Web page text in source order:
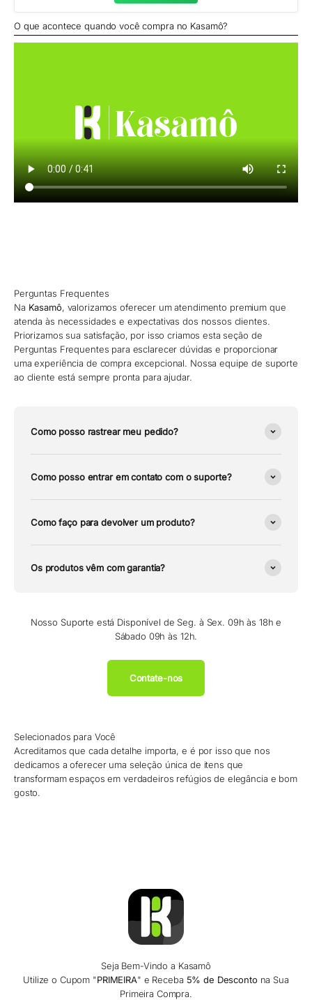
O que acontece quando você compra no Kasamô?
Perguntas Frequentes
Na Kasamô, valorizamos oferecer um atendimento premium que
atenda às necessidades e expectativas dos nossos clientes.
Priorizamos sua satisfação, por isso criamos esta seção de
Perguntas Frequentes para esclarecer dúvidas e proporcionar
uma experiência de compra excepcional. Nossa equipe de suporte
ao cliente está sempre pronta para ajudar.
Como posso rastrear meu pedido?
Como posso entrar em contato com o suporte?
Como faço para devolver um produto?
Os produtos vêm com garantia?
Nosso Suporte está Disponível de Seg. à Sex. 09h às 18h e
Sábado 09h às 12h.
Contate-nos
Selecionados para Você
Acreditamos que cada detalhe importa, e é por isso que nos
dedicamos a oferecer uma seleção única de itens que
transformam espaços em verdadeiros refúgios de elegância e bom
gosto.
Seja Bem-Vindo a Kasamô
Utilize o Cupom "PRIMEIRA" e Receba 5% de Desconto na Sua
Primeira Compra.